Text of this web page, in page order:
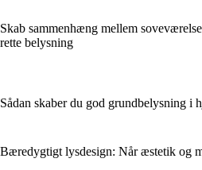
Skab sammenhæng mellem
rette belysning
Sådan skaber du god grundbelysning i
Bæredygtigt lysdesign: Når æstetik og